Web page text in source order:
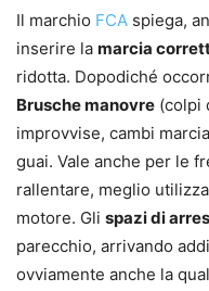
Il marchio FCA spiega,
inserire la marcia
ridotta. Dopodiché
Brusche manovre (colpi
improvvise, cambi
guai. Vale anche per le
rallentare, meglio
motore. Gli spazi di
parecchio, arrivando
ovviamente anche la